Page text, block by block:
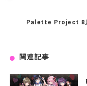
Palette Project 8
関連記事